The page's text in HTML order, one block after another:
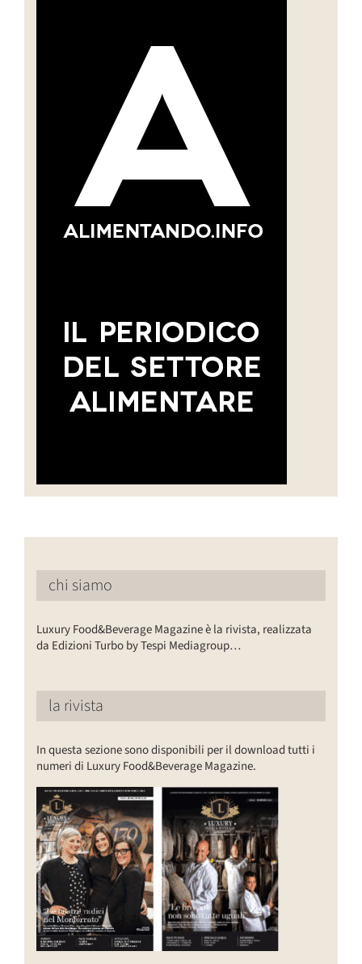
chi siamo
Luxury Food&Beverage Magazine è la rivista, realizzata
da Edizioni Turbo by Tespi Mediagroup…
la rivista
In questa sezione sono disponibili per il download tutti i
numeri di Luxury Food&Beverage Magazine.